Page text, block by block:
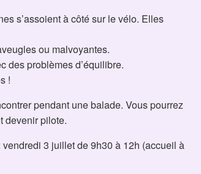
s’assoient à côté sur le vélo. Elles
ou malvoyantes.
des problèmes d’équilibre.
!
pendant une balade. Vous pourrez
devenir pilote.
3 juillet de 9h30 à 12h (accueil à